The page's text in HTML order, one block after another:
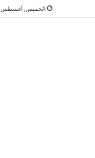
الخميس, أغسطس 6 2026